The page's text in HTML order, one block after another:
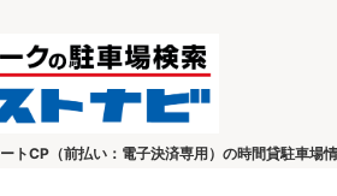
トCP（前払い：電子決済専用）の時間貸駐車場